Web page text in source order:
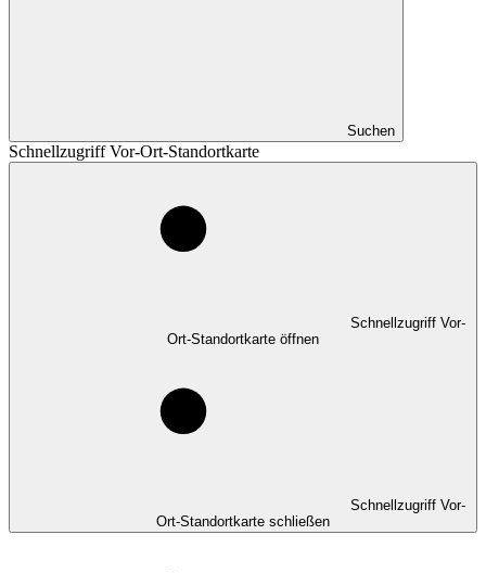
Suchen
Schnellzugriff Vor-Ort-Standortkarte
Schnellzugriff Vor-
Ort-Standortkarte öffnen
Schnellzugriff Vor-
Ort-Standortkarte schließen